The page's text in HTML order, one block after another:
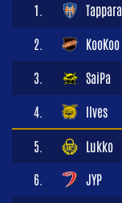
1. Tappara
2. KooKoo
3. SaiPa
4. Ilves
5. Lukko
6. JYP